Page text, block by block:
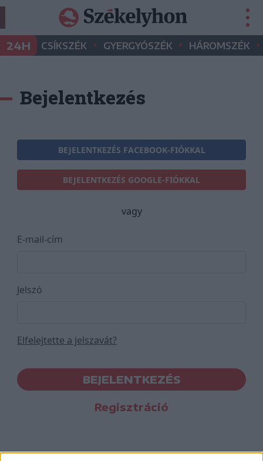
24H CSÍKSZÉK • GYERGYÓSZÉK • HÁROMSZÉK •
Bejelentkezés
BEJELENTKEZÉS FACEBOOK-FIÓKKAL
BEJELENTKEZÉS GOOGLE-FIÓKKAL
vagy
E-mail-cím
Jelszó
Elfelejtette a jelszavát?
BEJELENTKEZÉS
Regisztráció